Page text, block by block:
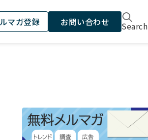
マガ登録 お問い合わせ Search